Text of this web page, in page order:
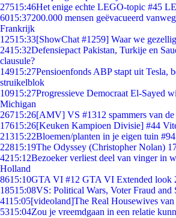
27515:46Het enige echte LEGO-topic #45
6015:37200.000 mensen geëvacueerd
Frankrijk
12515:33[ShowChat #1259] Waar we
2415:32Defensiepact Pakistan, Turkije en
clausule?
14915:27Pensioenfonds ABP stapt uit Tesla,
struikelblok
10915:27Progressieve Democraat El-Sayed
Michigan
26715:26[AMV] VS #1312 spammers van de
17615:26[Keuken Kampioen Divisie] #44
21315:22Bloemen/planten in je eigen tuin
22815:19The Odyssey (Christopher Nolan)
4215:12Bezoeker verliest deel van vinger in
Holland
8615:10GTA VI #12 GTA VI Extended look
18515:08VS: Political Wars, Voter Fraud and
4115:05[videoland]The Real Housewives
5315:04Zou je vreemdgaan in een relatie